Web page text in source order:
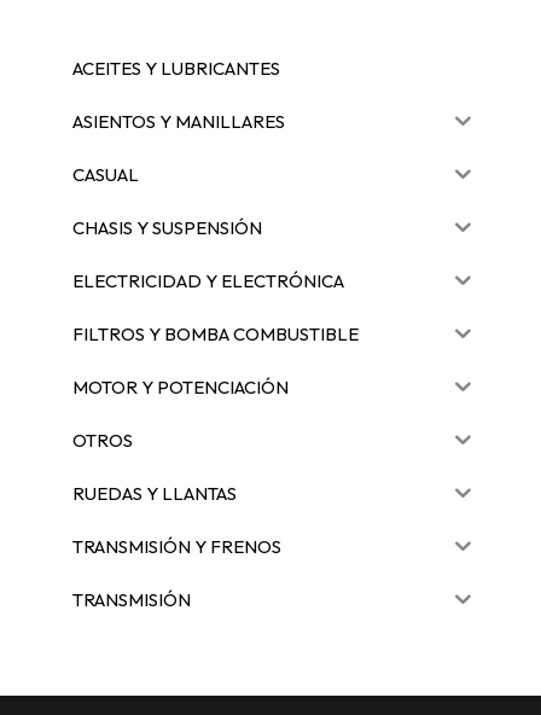
ACEITES Y LUBRICANTES
ASIENTOS Y MANILLARES
CASUAL
CHASIS Y SUSPENSIÓN
ELECTRICIDAD Y ELECTRÓNICA
FILTROS Y BOMBA COMBUSTIBLE
MOTOR Y POTENCIACIÓN
OTROS
RUEDAS Y LLANTAS
TRANSMISIÓN Y FRENOS
TRANSMISIÓN